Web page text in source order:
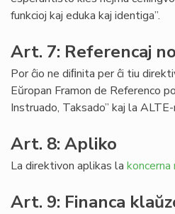
funkcioj kaj eduka kaj identiga”.
Art. 7: Referencaj
Por ĉio ne diﬁnita per ĉi tiu
Eŭropan Framon de Referenco
Instruado, Taksado” kaj la
Art. 8: Apliko
La direktivon aplikas la
Art. 9: Financa